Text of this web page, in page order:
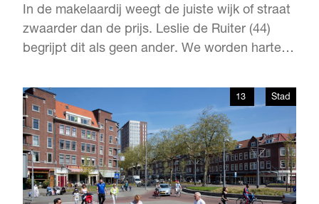
In de makelaardij weegt de juiste wijk of straat
zwaarder dan de prijs. Leslie de Ruiter (44)
begrijpt dit als geen ander. We worden hartelijk
gebracht. Vanaf de comfortabele Gispen
designbank is het moeilijk kiezen waar te
kijken. Naar de indrukwekkende collectie
koffietafelboeken van …
13 Stad